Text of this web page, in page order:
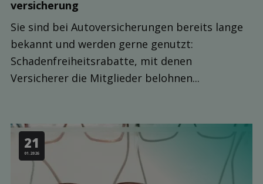
versicherung
Sie sind bei Autoversicherungen bereits lange
bekannt und werden gerne genutzt:
Schadenfreiheitsrabatte, mit denen
Versicherer die Mitglieder belohnen...
21
01.2026